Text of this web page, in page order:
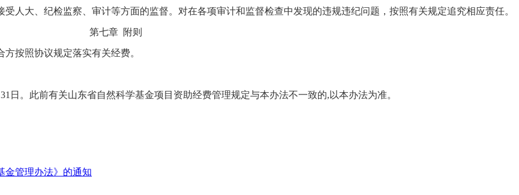
人大、纪检监察、审计等方面的监督。对在各项审计和监督检查中发现的违规违纪问题，按照有关规定追究相应责任。
第七章 附则
按照协议规定落实有关经费。
日。此前有关山东省自然科学基金项目资助经费管理规定与本办法不一致的,以本办法为准。
金管理办法》的通知